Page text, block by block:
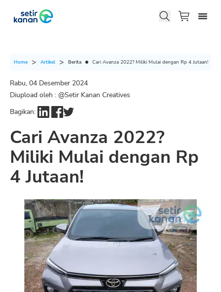
Home Artikel Berita Cari Avanza 2022? Miliki Mulai dengan Rp 4 Jutaan!
Rabu, 04 Desember 2024
Diupload oleh : @Setir Kanan Creatives
Bagikan:
Cari Avanza 2022?
Miliki Mulai dengan Rp
4 Jutaan!